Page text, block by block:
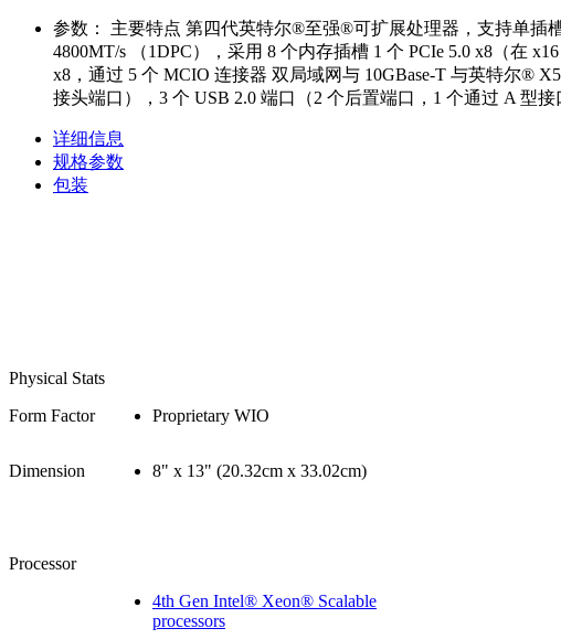
参数：
主要特点 第四代英特尔®至强®可扩展处理器，支持单插
4800MT/s （1DPC），采用 8 个内存插槽 1 个 PCIe 5.0 x8（在
x8，通过 5 个 MCIO 连接器 双局域网与 10GBase-T 与英特尔®
接头端口），3 个 USB 2.0 端口（2 个后置端口，1 个通过 A 型
详细信息
规格参数
包装
Physical Stats
Form Factor
Proprietary WIO
Dimension 8" x 13" (20.32cm x 33.02cm)
Processor
4th Gen Intel® Xeon® Scalable
processors